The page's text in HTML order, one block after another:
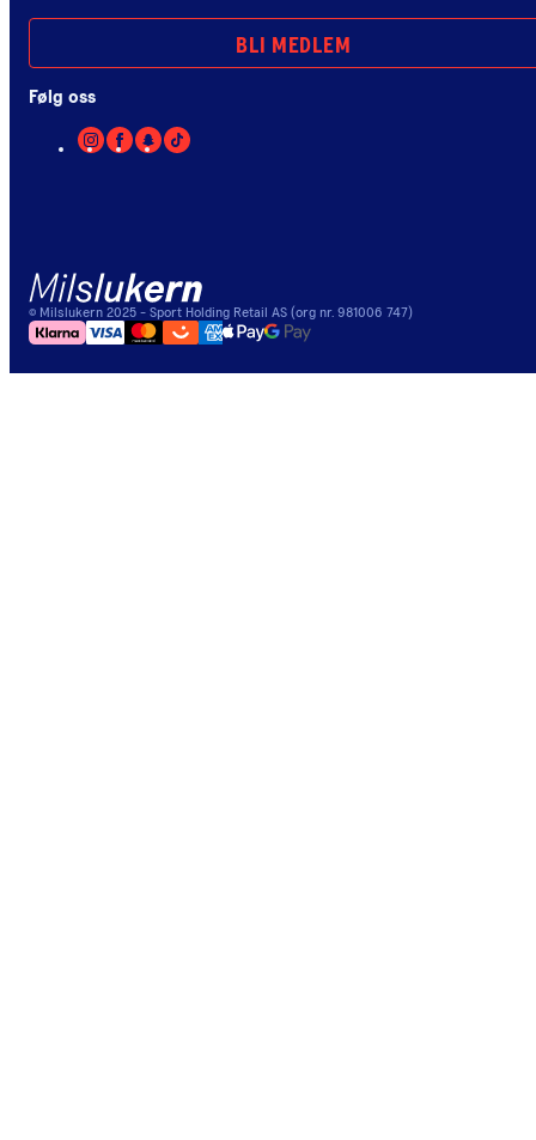
BLI MEDLEM
Følg oss
© Milslukern 2025 - Sport Holding Retail AS (org nr. 981006 747)